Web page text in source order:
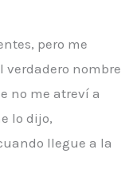
pero me
verdadero nombre
no me atreví a
lo dijo,
llegue a la